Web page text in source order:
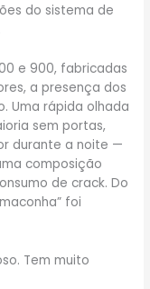
do sistema de
e 900, fabricadas
a presença dos
Uma rápida olhada
sem portas,
durante a noite —
composição
de crack. Do
foi
Tem muito